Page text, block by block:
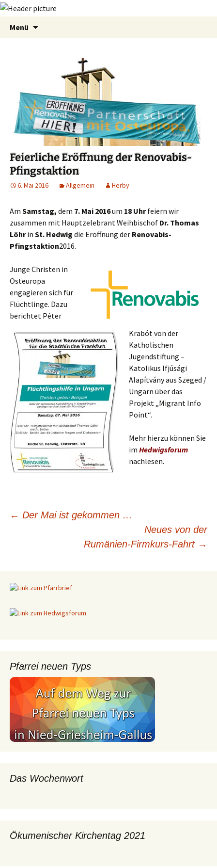
Menü
Feierliche Eröffnung der Renovabis-
Pfingstaktion
6. Mai 2016 Allgemein Herby
Am Samstag, dem 7. Mai 2016um 18 Uhrfeiern wir
zusammen mit Hauptzelebrant Weihbischof Dr. Thomas
Löhrin St. Hedwig die Eröffnung der Renovabis-
Pfingstaktion2016.
Junge Christen in
Osteuropa
engagieren sich für
Flüchtlinge. Dazu
berichtet Péter
Krabót von der
Katholischen
Jugendstiftung –
Katolikus Ifjúsági
Alapítvány aus Szeged /
Ungarn über das
Projekt „Migrant Info
Point“.
Mehr hierzu können Sie
im Hedwigsforum
nachlesen.
Beitragsnavigation
← Der Mai ist gekommen …
Neues von der
Rumänien-Firmkurs-Fahrt →
Pfarrei neuen Typs
Das Wochenwort
Ökumenischer Kirchentag 2021